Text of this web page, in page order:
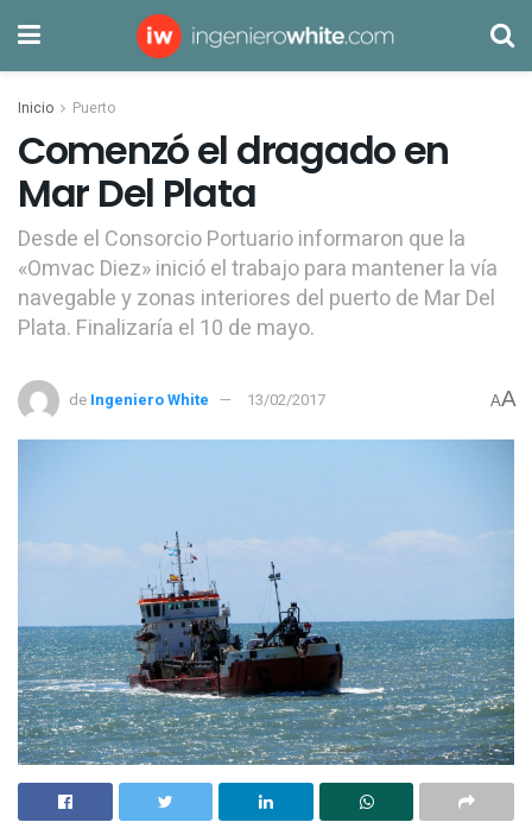
Inicio Puerto
Comenzó el dragado en
Mar Del Plata
Desde el Consorcio Portuario informaron que la
«Omvac Diez» inició el trabajo para mantener la vía
navegable y zonas interiores del puerto de Mar Del
Plata. Finalizaría el 10 de mayo.
de Ingeniero White 13/02/2017 AA